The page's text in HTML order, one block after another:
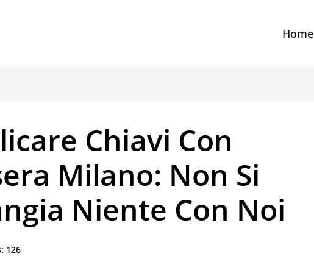
Home
Chiavi Con
Milano: Non Si
Niente Con Noi
126